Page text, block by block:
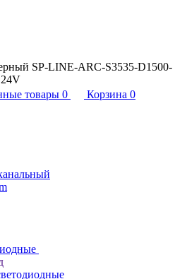
SP-LINE-ARC-S3535-D1500-
товары 0 Корзина 0